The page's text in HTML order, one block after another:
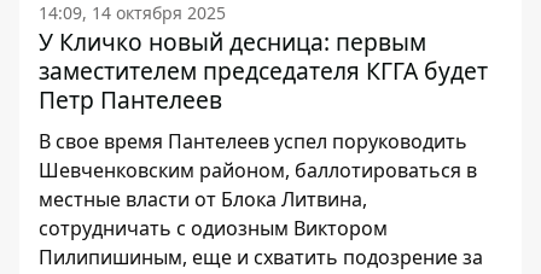
14:09, 14 октября 2025
У Кличко новый десница: первым
заместителем председателя КГГА будет
Петр Пантелеев
В свое время Пантелеев успел поруководить
Шевченковским районом, баллотироваться в
местные власти от Блока Литвина,
сотрудничать с одиозным Виктором
Пилипишиным, еще и схватить подозрение за